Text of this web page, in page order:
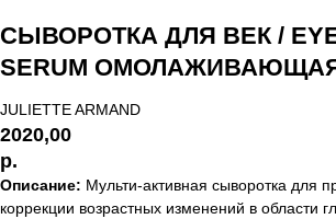
СЫВОРОТКА ДЛЯ ВЕК / EYE
SERUM
JULIETTE ARMAND
2020,00
р.
Описание: Мульти-активная сыворотка для
коррекции возрастных изменений в области